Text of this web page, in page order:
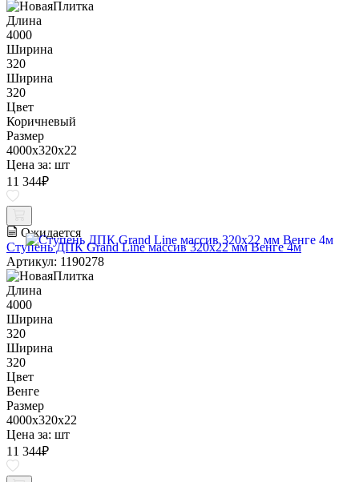
Длина
4000
Ширина
320
Ширина
320
Цвет
Коричневый
Размер
4000x320x22
Цена за: шт
11 344₽
Ожидается
Ступень ДПК Grand Line массив 320х22 мм Венге 4м
Артикул: 1190278
Длина
4000
Ширина
320
Ширина
320
Цвет
Венге
Размер
4000x320x22
Цена за: шт
11 344₽